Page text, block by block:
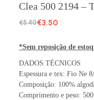
Clea 500 2194 –
€5.40€3.50
*Sem reposição de
DADOS TÉCNICOS
Espessura e tex: Fio Ne
Composição: 100%
Comprimento e peso: